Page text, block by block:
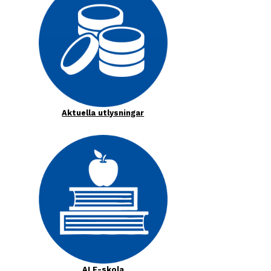
Aktuella utlysningar